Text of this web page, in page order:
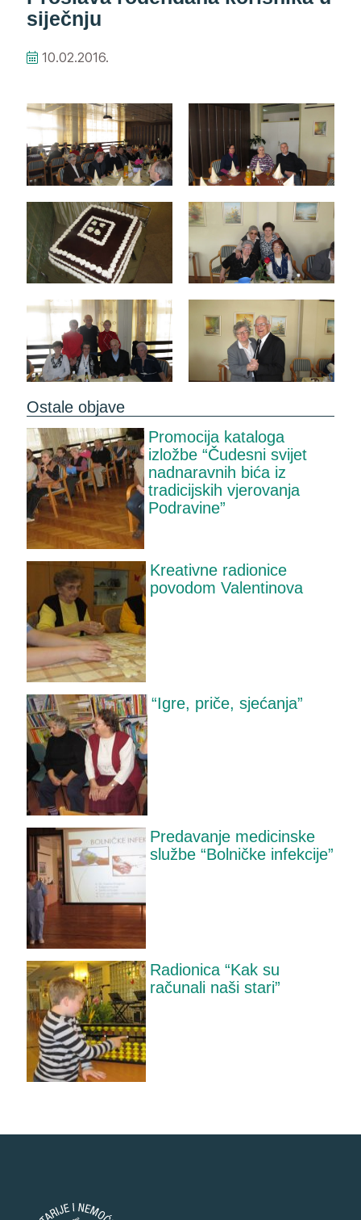
siječnju
10.02.2016.
Ostale objave
Promocija kataloga
izložbe “Čudesni svijet
nadnaravnih bića iz
tradicijskih vjerovanja
Podravine”
Kreativne radionice
povodom Valentinova
“Igre, priče, sjećanja”
Predavanje medicinske
službe “Bolničke infekcije”
Radionica “Kak su
računali naši stari”